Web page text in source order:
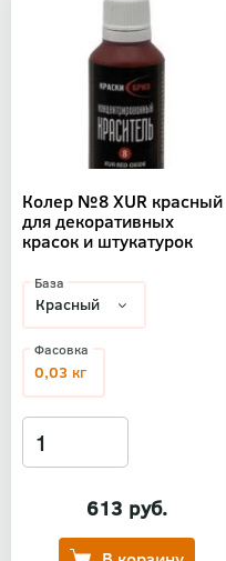
Колер №8 XUR красный
для декоративных
красок и штукатурок
613 руб.
База
Фасовка
0,03 кг